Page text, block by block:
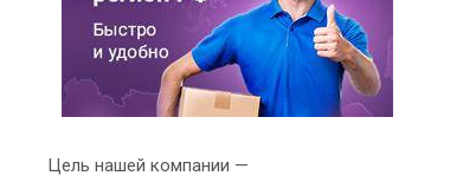
Цель нашей компании —